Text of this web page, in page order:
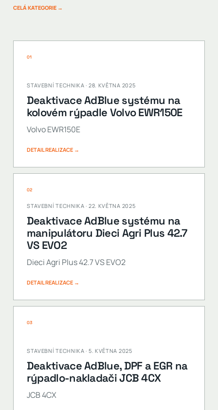
CELÁ KATEGORIE →
01
STAVEBNÍ TECHNIKA · 28. KVĚTNA 2025
Deaktivace AdBlue systému na
kolovém rýpadle Volvo EWR150E
Volvo EWR150E
DETAIL REALIZACE →
02
STAVEBNÍ TECHNIKA · 22. KVĚTNA 2025
Deaktivace AdBlue systému na
manipulátoru Dieci Agri Plus 42.7
VS EVO2
Dieci Agri Plus 42.7 VS EVO2
DETAIL REALIZACE →
03
STAVEBNÍ TECHNIKA · 5. KVĚTNA 2025
Deaktivace AdBlue, DPF a EGR na
rýpadlo-nakladači JCB 4CX
JCB 4CX